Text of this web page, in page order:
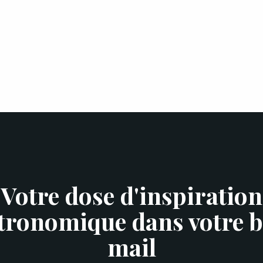
Votre dose d'inspiration
dans votre
mail